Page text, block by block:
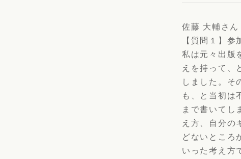
佐藤 大輔さん
【質問１】
私は元々出版
えを持って、
しました。そ
も、と当初は
まで書いてし
え方、自分の
どないところ
いった考え方